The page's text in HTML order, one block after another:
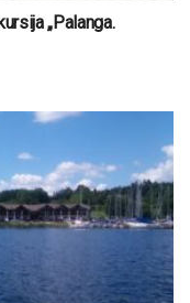
„Palanga.